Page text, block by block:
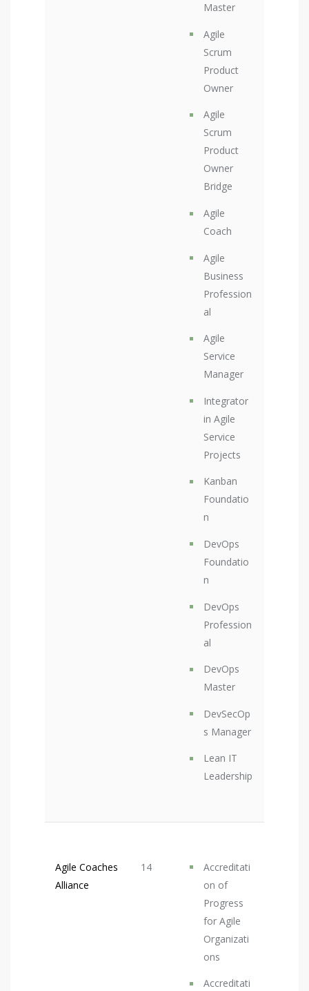
Master
Agile
Scrum
Product
Owner
Agile
Scrum
Product
Owner
Bridge
Agile
Coach
Agile
Business
Profession
al
Agile
Service
Manager
Integrator
in Agile
Service
Projects
Kanban
Foundatio
n
DevOps
Foundatio
n
DevOps
Profession
al
DevOps
Master
DevSecOp
s Manager
Lean IT
Leadership
Agile Coaches
Alliance
14
Accreditati
on of
Progress
for Agile
Organizati
ons
Accreditati